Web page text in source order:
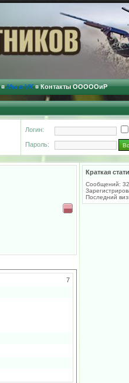
¤ Мы в VK ¤ Контакты ОООООиР
Логин:
Пароль:
7
Краткая
Сообщений:
Последний